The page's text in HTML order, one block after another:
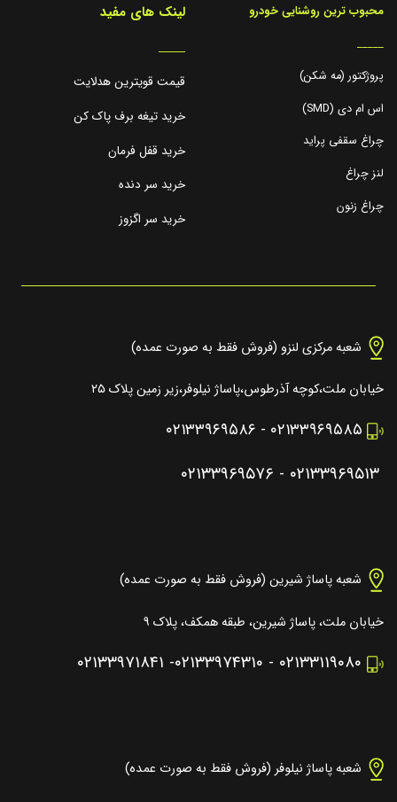
محبوب ترین روشنایی خودرو
_____
پروژکتور (مه شکن)
اس ام دی (SMD)
چراغ سقفی پراید
لنز چراغ
چراغ زنون
لینک های مفید
_____
قیمت قویترین هدلایت
خرید تیغه برف پاک کن
خرید قفل فرمان
خرید سر دنده
خرید سر اگزوز
شعبه مرکزی لنزو (فروش فقط به صورت عمده)
خیابان ملت،کوچه آذرطوس،پاساژ نیلوفر،زیر زمین پلاک ۲۵
۰۲۱۳۳۹۶۹۵۸۵ - ۰۲۱۳۳۹۶۹۵۸۶
۰۲۱۳۳۹۶۹۵۱۳ - ۰۲۱۳۳۹۶۹۵۷۶
شعبه پاساژ شیرین (فروش فقط به صورت عمده)
خیابان ملت، پاساژ شیرین، طبقه همکف، پلاک ۹
۰۲۱۳۳۱۱۹۰۸۰ - ۰۲۱۳۳۹۷۴۳۱۰- ۰۲۱۳۳۹۷۱۸۴۱
شعبه پاساژ نیلوفر (فروش فقط به صورت عمده)